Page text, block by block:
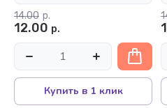
14.00 р.
12.00 р.
Купить в 1 клик